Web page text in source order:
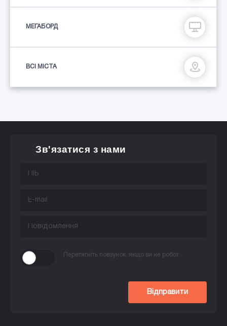
МЕГАБОРД
ВСІ МІСТА
Зв'язатися з нами
Перетягніть повзунок, якщо ви не робот
Відправити